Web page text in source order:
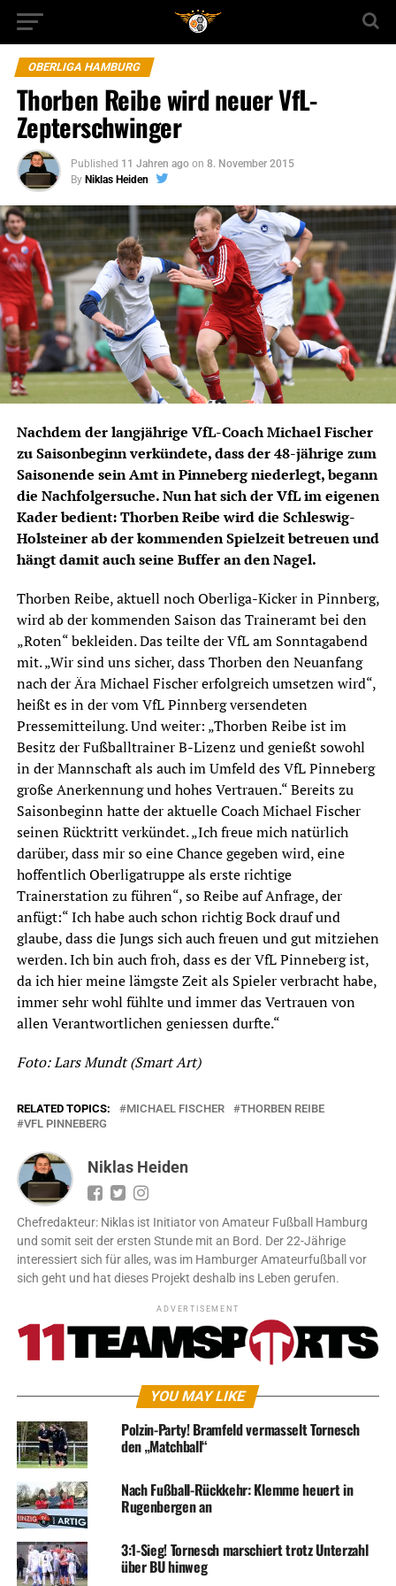
OBERLIGA HAMBURG
Thorben Reibe wird neuer VfL-
Zepterschwinger
Published 11 Jahren ago on 8. November 2015
By Niklas Heiden
Nachdem der langjährige VfL-Coach Michael Fischer
zu Saisonbeginn verkündete, dass der 48-jährige zum
Saisonende sein Amt in Pinneberg niederlegt, begann
die Nachfolgersuche. Nun hat sich der VfL im eigenen
Kader bedient: Thorben Reibe wird die Schleswig-
Holsteiner ab der kommenden Spielzeit betreuen und
hängt damit auch seine Buffer an den Nagel.
Thorben Reibe, aktuell noch Oberliga-Kicker in Pinnberg,
wird ab der kommenden Saison das Traineramt bei den
„Roten“ bekleiden. Das teilte der VfL am Sonntagabend
mit. „Wir sind uns sicher, dass Thorben den Neuanfang
nach der Ära Michael Fischer erfolgreich umsetzen wird“,
heißt es in der vom VfL Pinnberg versendeten
Pressemitteilung. Und weiter: „Thorben Reibe ist im
Besitz der Fußballtrainer B-Lizenz und genießt sowohl
in der Mannschaft als auch im Umfeld des VfL Pinneberg
große Anerkennung und hohes Vertrauen.“ Bereits zu
Saisonbeginn hatte der aktuelle Coach Michael Fischer
seinen Rücktritt verkündet. „Ich freue mich natürlich
darüber, dass mir so eine Chance gegeben wird, eine
hoffentlich Oberligatruppe als erste richtige
Trainerstation zu führen“, so Reibe auf Anfrage, der
anfügt:“ Ich habe auch schon richtig Bock drauf und
glaube, dass die Jungs sich auch freuen und gut mitziehen
werden. Ich bin auch froh, dass es der VfL Pinneberg ist,
da ich hier meine lämgste Zeit als Spieler verbracht habe,
immer sehr wohl fühlte und immer das Vertrauen von
allen Verantwortlichen geniessen durfte.“
Foto: Lars Mundt (Smart Art)
RELATED TOPICS: MICHAEL FISCHER
THORBEN REIBE
VFL PINNEBERG
Niklas Heiden
Chefredakteur: Niklas ist Initiator von Amateur Fußball Hamburg
und somit seit der ersten Stunde mit an Bord. Der 22-Jährige
interessiert sich für alles, was im Hamburger Amateurfußball vor
sich geht und hat dieses Projekt deshalb ins Leben gerufen.
ADVERTISEMENT
YOU MAY LIKE
Polzin-Party! Bramfeld vermasselt Tornesch
den „Matchball“
Nach Fußball-Rückkehr: Klemme heuert in
Rugenbergen an
3:1-Sieg! Tornesch marschiert trotz Unterzahl
über BU hinweg